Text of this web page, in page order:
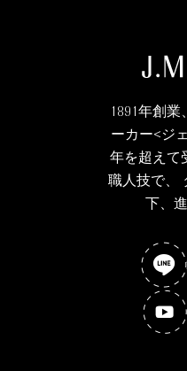
1891年創業
ーカー<ジ
年を超えて
職人技で、
下、